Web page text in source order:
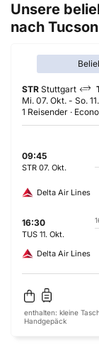
Unsere
nach Tucson
STR Stuttgart
Mi. 07. Okt. - So.
1 Reisender
09:45
STR 07. Okt.
Delta Air Lines
16:30
TUS 11. Okt.
Delta Air Lines
enthalten: kleine
Handgepäck